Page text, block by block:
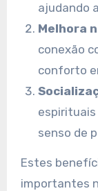
ajudando
Melhora
conexão
conforto
senso de
Estes
importantes